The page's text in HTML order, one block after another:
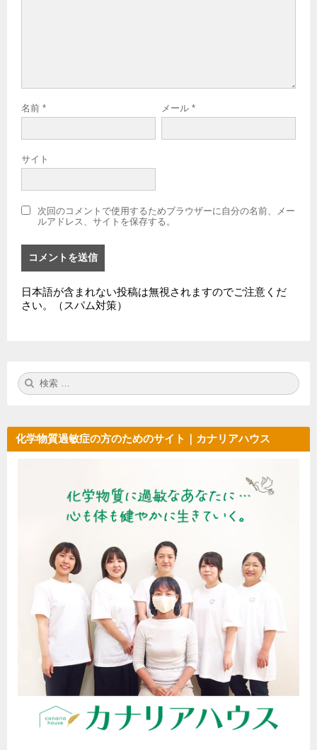
名前 * メール *
サイト
次回のコメントで使用するためブラウザーに自分の名前、メー
ルアドレス、サイトを保存する。
日本語が含まれない投稿は無視されますのでご注意くだ
さい。（スパム対策）
検
索:
化学物質過敏症の方のためのサイト｜カナリアハウス